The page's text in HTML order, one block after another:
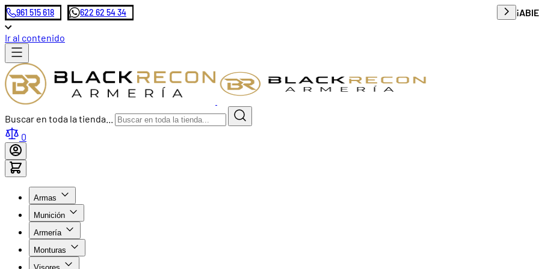
Envío
961 515 618 622 62 54 34
Ir al contenido
Buscar en toda la tienda...
0
Armas
Munición
Armería
Monturas